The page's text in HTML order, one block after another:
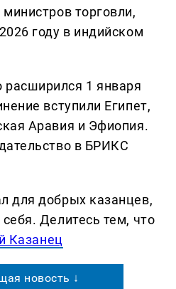
торговли,
году в индийском
1 января
вступили Египет,
Аравия и Эфиопия.
в БРИКС
для добрых казанцев,
Делитеcь тем, что
Казанец
новость ↓